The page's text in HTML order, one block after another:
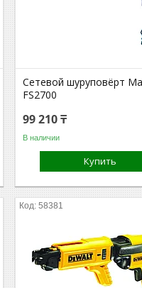
Сетевой шуруповёрт
FS2700
99 210 ₸
В наличии
Купить
58381